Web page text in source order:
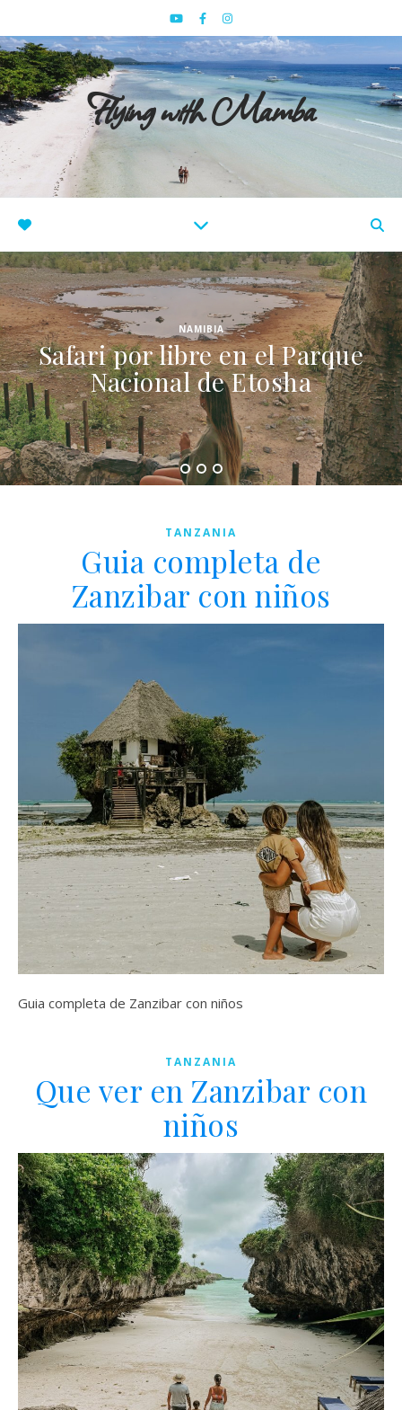
Flying with Mamba
NAMIBIA
Safari por libre en el Parque
Nacional de Etosha
TANZANIA
Guia completa de
Zanzibar con niños
Guia completa de Zanzibar con niños
TANZANIA
Que ver en Zanzibar con
niños